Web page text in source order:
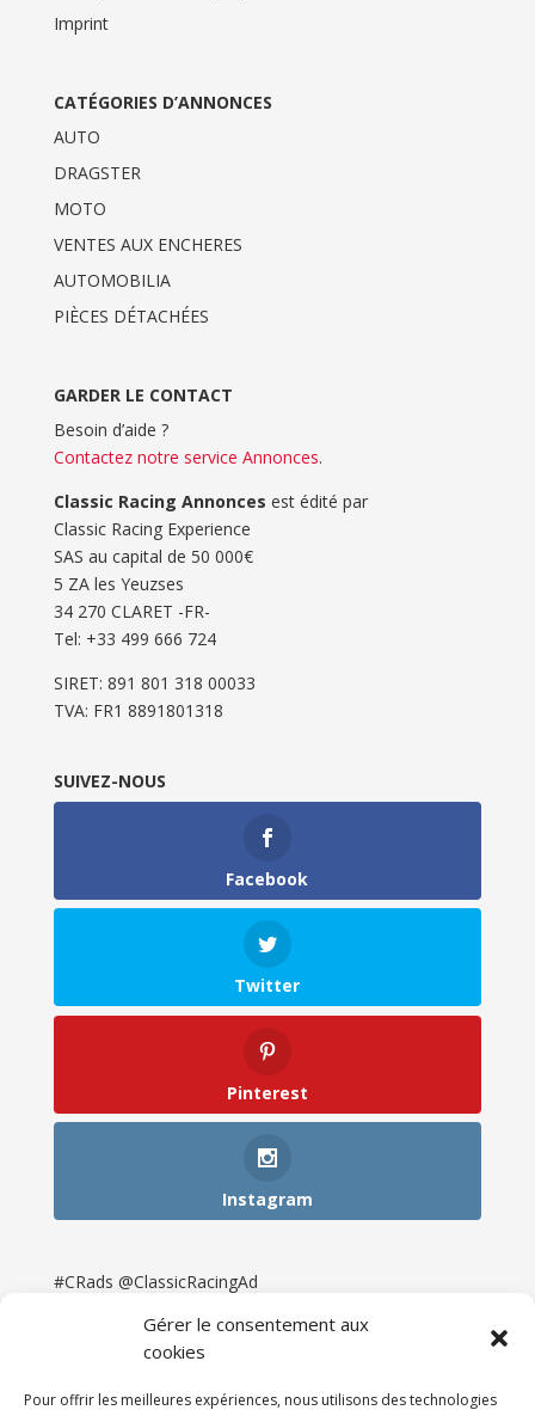
Gérer le consentement aux
cookies
Pour offrir les meilleures expériences, nous utilisons des technologies
Imprint
CATÉGORIES D’ANNONCES
AUTO
DRAGSTER
MOTO
VENTES AUX ENCHERES
AUTOMOBILIA
PIÈCES DÉTACHÉES
GARDER LE CONTACT
Besoin d’aide ?
Contactez notre service Annonces.
Classic Racing Annonces est édité par
Classic Racing Experience
SAS au capital de 50 000€
5 ZA les Yeuzses
34 270 CLARET -FR-
Tel: ‭+33 499 666 724‬
SIRET: 891 801 318 00033
TVA: FR1 8891801318
SUIVEZ-NOUS
Facebook
Twitter
Pinterest
Instagram
#CRads @ClassicRacingAd